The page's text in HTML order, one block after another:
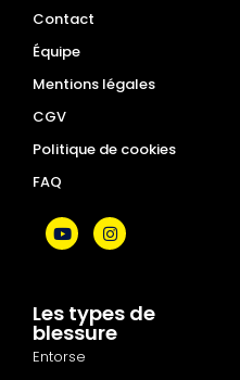
Contact
Équipe
Mentions légales
CGV
Politique de cookies
FAQ
Les types de
blessure
Entorse